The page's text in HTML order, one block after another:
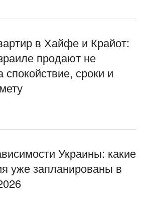
в Хайфе и Крайот:
продают не
сроки и
Украины: какие
уже запланированы в